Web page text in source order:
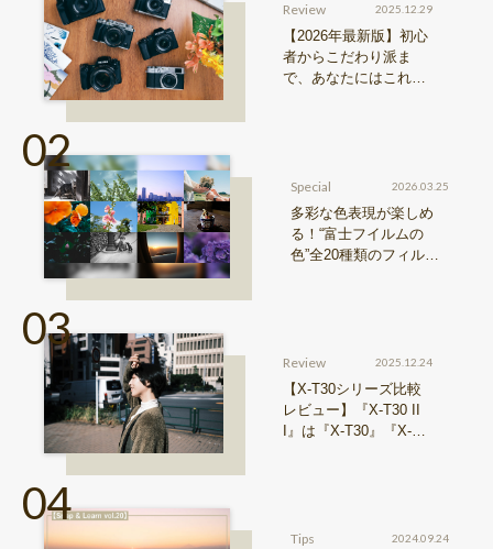
Review 2025.12.29
【2026年最新版】初心
者からこだわり派ま
で、あなたにはこれが
Special 2026.03.25
多彩な色表現が楽しめ
る！“富士フイルムの
色”全20種類のフィルム
Review 2025.12.24
【X-T30シリーズ比較
レビュー】『X-T30 II
I』は『X-T30』『X-T3
Tips 2024.09.24